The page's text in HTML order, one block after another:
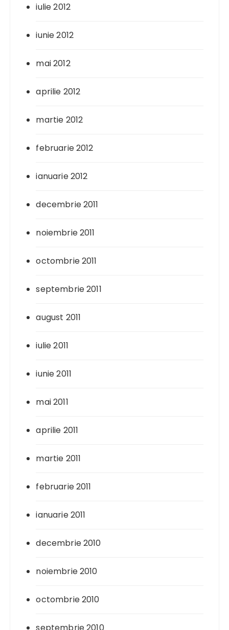
iulie 2012
iunie 2012
mai 2012
aprilie 2012
martie 2012
februarie 2012
ianuarie 2012
decembrie 2011
noiembrie 2011
octombrie 2011
septembrie 2011
august 2011
iulie 2011
iunie 2011
mai 2011
aprilie 2011
martie 2011
februarie 2011
ianuarie 2011
decembrie 2010
noiembrie 2010
octombrie 2010
septembrie 2010